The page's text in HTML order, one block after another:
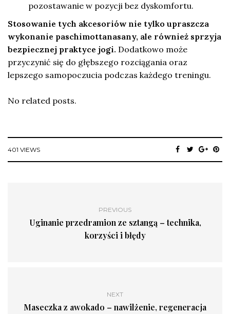
pozostawanie w pozycji bez dyskomfortu.
Stosowanie tych akcesoriów nie tylko upraszcza
wykonanie paschimottanasany, ale również sprzyja
bezpiecznej praktyce jogi. Dodatkowo może
przyczynić się do głębszego rozciągania oraz
lepszego samopoczucia podczas każdego treningu.
No related posts.
401 VIEWS
PREVIOUS
Uginanie przedramion ze sztangą – technika,
korzyści i błędy
NEXT
Maseczka z awokado – nawilżenie, regeneracja